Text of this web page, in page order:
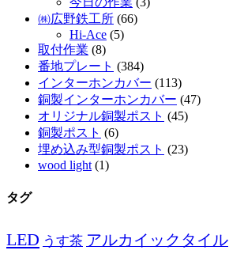
㈱広野鉄工所 (66)
Hi-Ace (5)
取付作業 (8)
番地プレート (384)
インターホンカバー (113)
銅製インターホンカバー (47)
オリジナル銅製ポスト (45)
銅製ポスト (6)
埋め込み型銅製ポスト (23)
wood light (1)
タグ
LED うす茶 アルカイックタイル